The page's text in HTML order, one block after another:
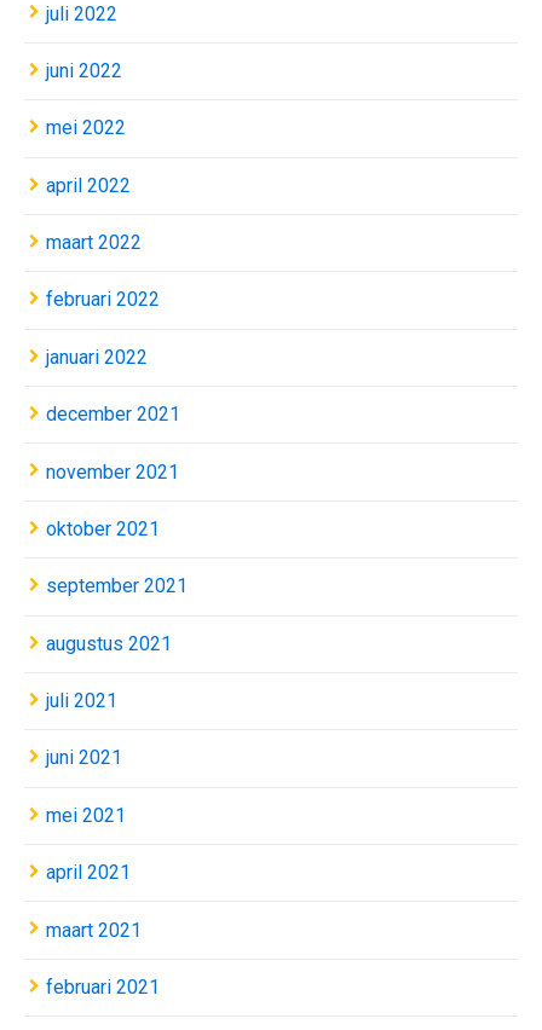
juli 2022
juni 2022
mei 2022
april 2022
maart 2022
februari 2022
januari 2022
december 2021
november 2021
oktober 2021
september 2021
augustus 2021
juli 2021
juni 2021
mei 2021
april 2021
maart 2021
februari 2021